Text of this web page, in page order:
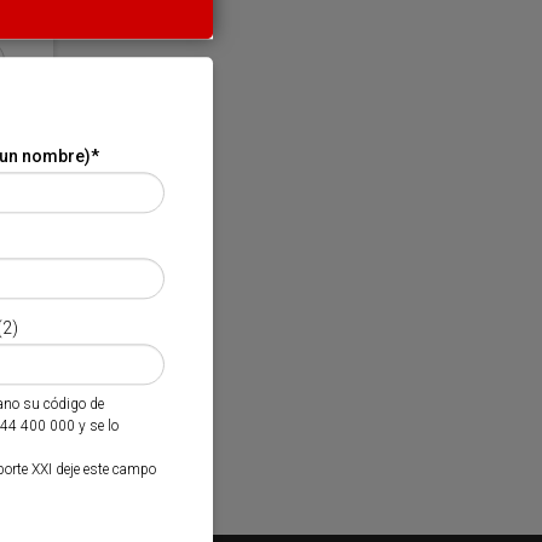
nombre)*
su código de
400 000 y se lo
XXI deje este campo